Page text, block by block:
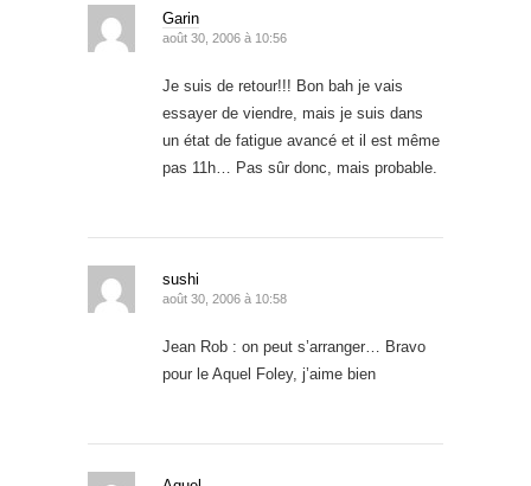
Garin
août 30, 2006 à 10:56
Je suis de retour!!! Bon bah je vais
essayer de viendre, mais je suis dans
un état de fatigue avancé et il est même
pas 11h… Pas sûr donc, mais probable.
sushi
août 30, 2006 à 10:58
Jean Rob : on peut s’arranger… Bravo
pour le Aquel Foley, j’aime bien